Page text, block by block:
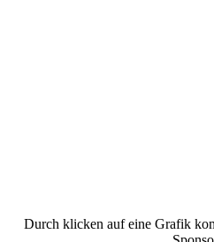
Durch klicken auf eine Grafik